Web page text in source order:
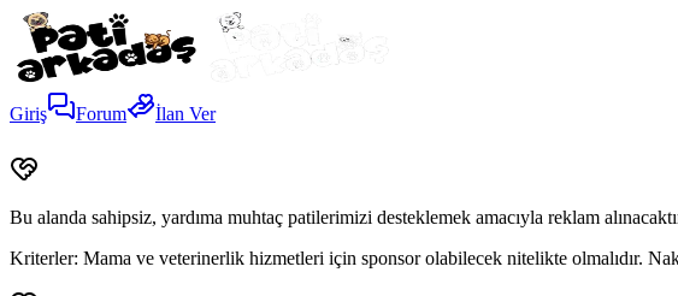
Giriş Forum İlan Ver
Bu alanda sahipsiz, yardıma muhtaç patilerimizi desteklemek amacıyla reklam
Kriterler: Mama ve veterinerlik hizmetleri için sponsor olabilecek nitelikte olmalıdır.